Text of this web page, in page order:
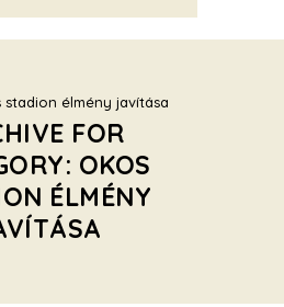
stadion élmény javítása
FOR
OKOS
ÉLMÉNY